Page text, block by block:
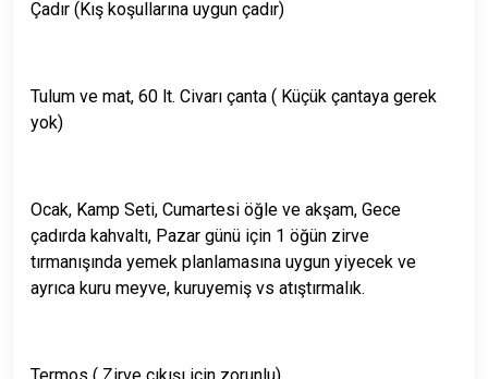
Çadır (Kış koşullarına uygun çadır)
Tulum ve mat, 60 lt. Civarı çanta ( Küçük çantaya gerek
yok)
Ocak, Kamp Seti, Cumartesi öğle ve akşam, Gece
çadırda kahvaltı, Pazar günü için 1 öğün zirve
tırmanışında yemek planlamasına uygun yiyecek ve
ayrıca kuru meyve, kuruyemiş vs atıştırmalık.
Termos ( Zirve çıkışı için zorunlu)